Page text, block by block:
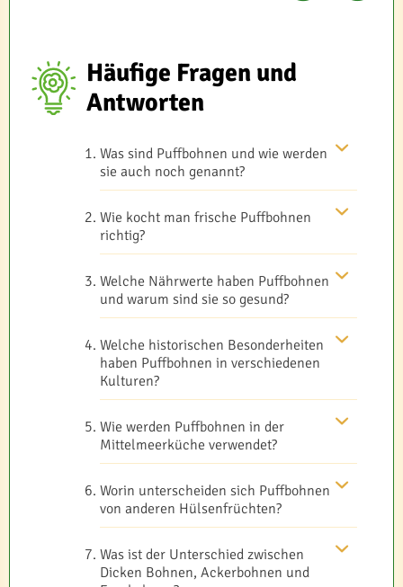
Häufige Fragen und
Antworten
Was sind Puffbohnen und wie werden
sie auch noch genannt?
Wie kocht man frische Puffbohnen
richtig?
Welche Nährwerte haben Puffbohnen
und warum sind sie so gesund?
Welche historischen Besonderheiten
haben Puffbohnen in verschiedenen
Kulturen?
Wie werden Puffbohnen in der
Mittelmeerküche verwendet?
Worin unterscheiden sich Puffbohnen
von anderen Hülsenfrüchten?
Was ist der Unterschied zwischen
Dicken Bohnen, Ackerbohnen und